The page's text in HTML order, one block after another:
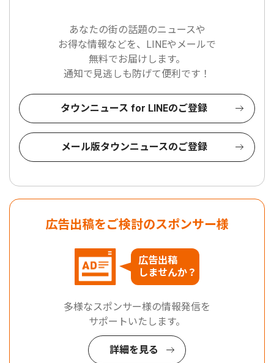
あなたの街の話題のニュースや
お得な情報などを、LINEやメールで
無料でお届けします。
通知で見逃しも防げて便利です！
タウンニュース for LINEのご登録
メール版タウンニュースのご登録
広告出稿をご検討のスポンサー様
広告出稿
しませんか？
多様なスポンサー様の情報発信を
サポートいたします。
詳細を見る